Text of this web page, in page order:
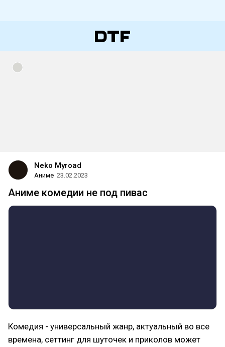
Neko Myroad
Аниме 23.02.2023
Аниме комедии не под пивас
Комедия - универсальный жанр, актуальный во все
времена, сеттинг для шуточек и приколов может